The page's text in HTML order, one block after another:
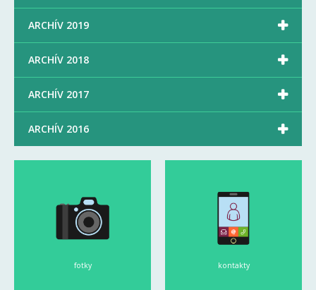
ARCHÍV 2019 
ARCHÍV 2018 
ARCHÍV 2017 
ARCHÍV 2016 
fotky kontakty